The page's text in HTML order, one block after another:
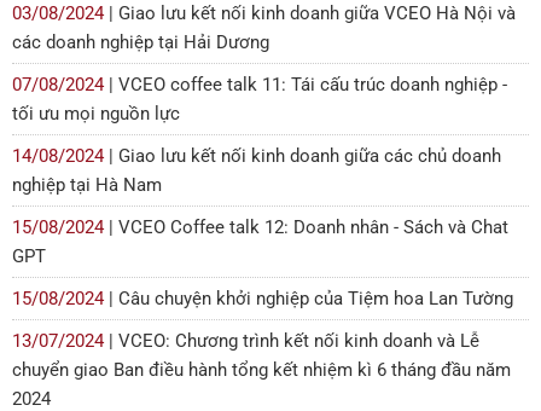
03/08/2024 | Giao lưu kết nối kinh doanh giữa VCEO Hà Nội và
các doanh nghiệp tại Hải Dương
07/08/2024 | VCEO coffee talk 11: Tái cấu trúc doanh nghiệp -
tối ưu mọi nguồn lực
14/08/2024 | Giao lưu kết nối kinh doanh giữa các chủ doanh
nghiệp tại Hà Nam
15/08/2024 | VCEO Coffee talk 12: Doanh nhân - Sách và Chat
GPT
15/08/2024 | Câu chuyện khởi nghiệp của Tiệm hoa Lan Tường
13/07/2024 | VCEO: Chương trình kết nối kinh doanh và Lễ
chuyển giao Ban điều hành tổng kết nhiệm kì 6 tháng đầu năm
2024